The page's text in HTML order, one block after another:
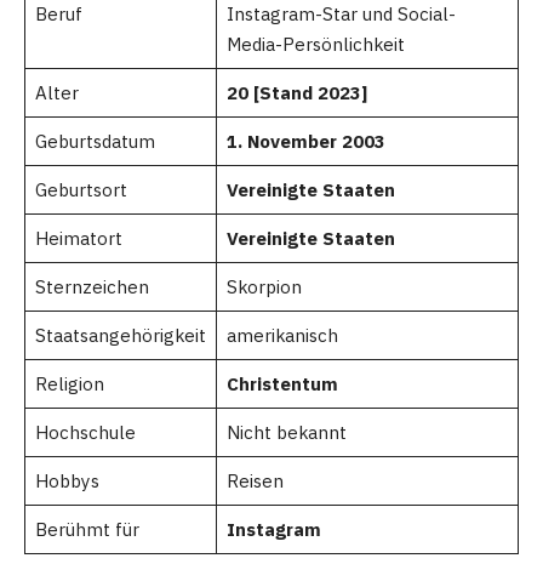
Beruf
Instagram-Star und Social-
Media-Persönlichkeit
Alter 20 [Stand 2023]
Geburtsdatum 1. November 2003
Geburtsort Vereinigte Staaten
Heimatort Vereinigte Staaten
Sternzeichen Skorpion
Staatsangehörigkeit amerikanisch
Religion Christentum
Hochschule Nicht bekannt
Hobbys Reisen
Berühmt für Instagram